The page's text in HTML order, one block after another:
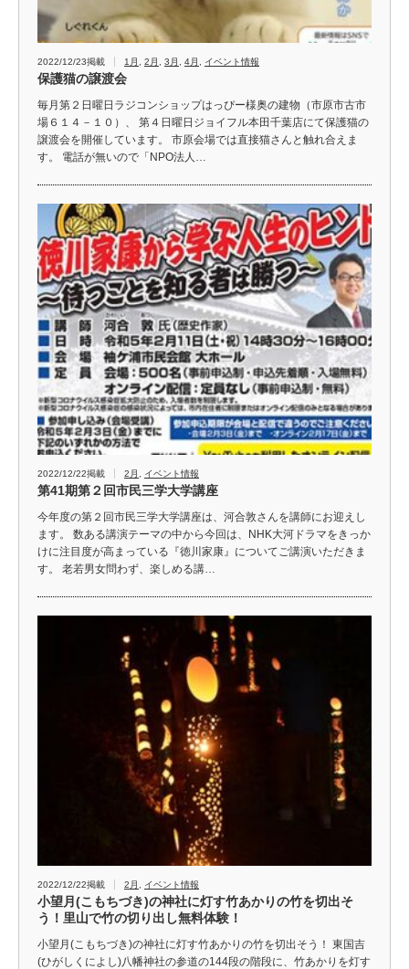
2022/12/23掲載 1月 2月 3月 4月 イベント情報
保護猫の譲渡会
毎月第２日曜日ラジコンショップはっぴー様奥の建物（市原市古市
場６１４－１０）、 第４日曜日ジョイフル本田千葉店にて保護猫の
譲渡会を開催しています。 市原会場では直接猫さんと触れ合えま
す。 電話が無いので「NPO法人…
2022/12/22掲載 2月 イベント情報
第41期第２回市民三学大学講座
今年度の第２回市民三学大学講座は、河合敦さんを講師にお迎えし
ます。 数ある講演テーマの中から今回は、NHK大河ドラマをきっか
けに注目度が高まっている『徳川家康』についてご講演いただきま
す。 老若男女問わず、楽しめる講…
2022/12/22掲載 2月 イベント情報
小望月(こもちづき)の神社に灯す竹あかりの竹を切出そ
う！里山で竹の切り出し無料体験！
小望月(こもちづき)の神社に灯す竹あかりの竹を切出そう！ 東国吉
(ひがしくによし)八幡神社の参道の144段の階段に、竹あかりを灯す